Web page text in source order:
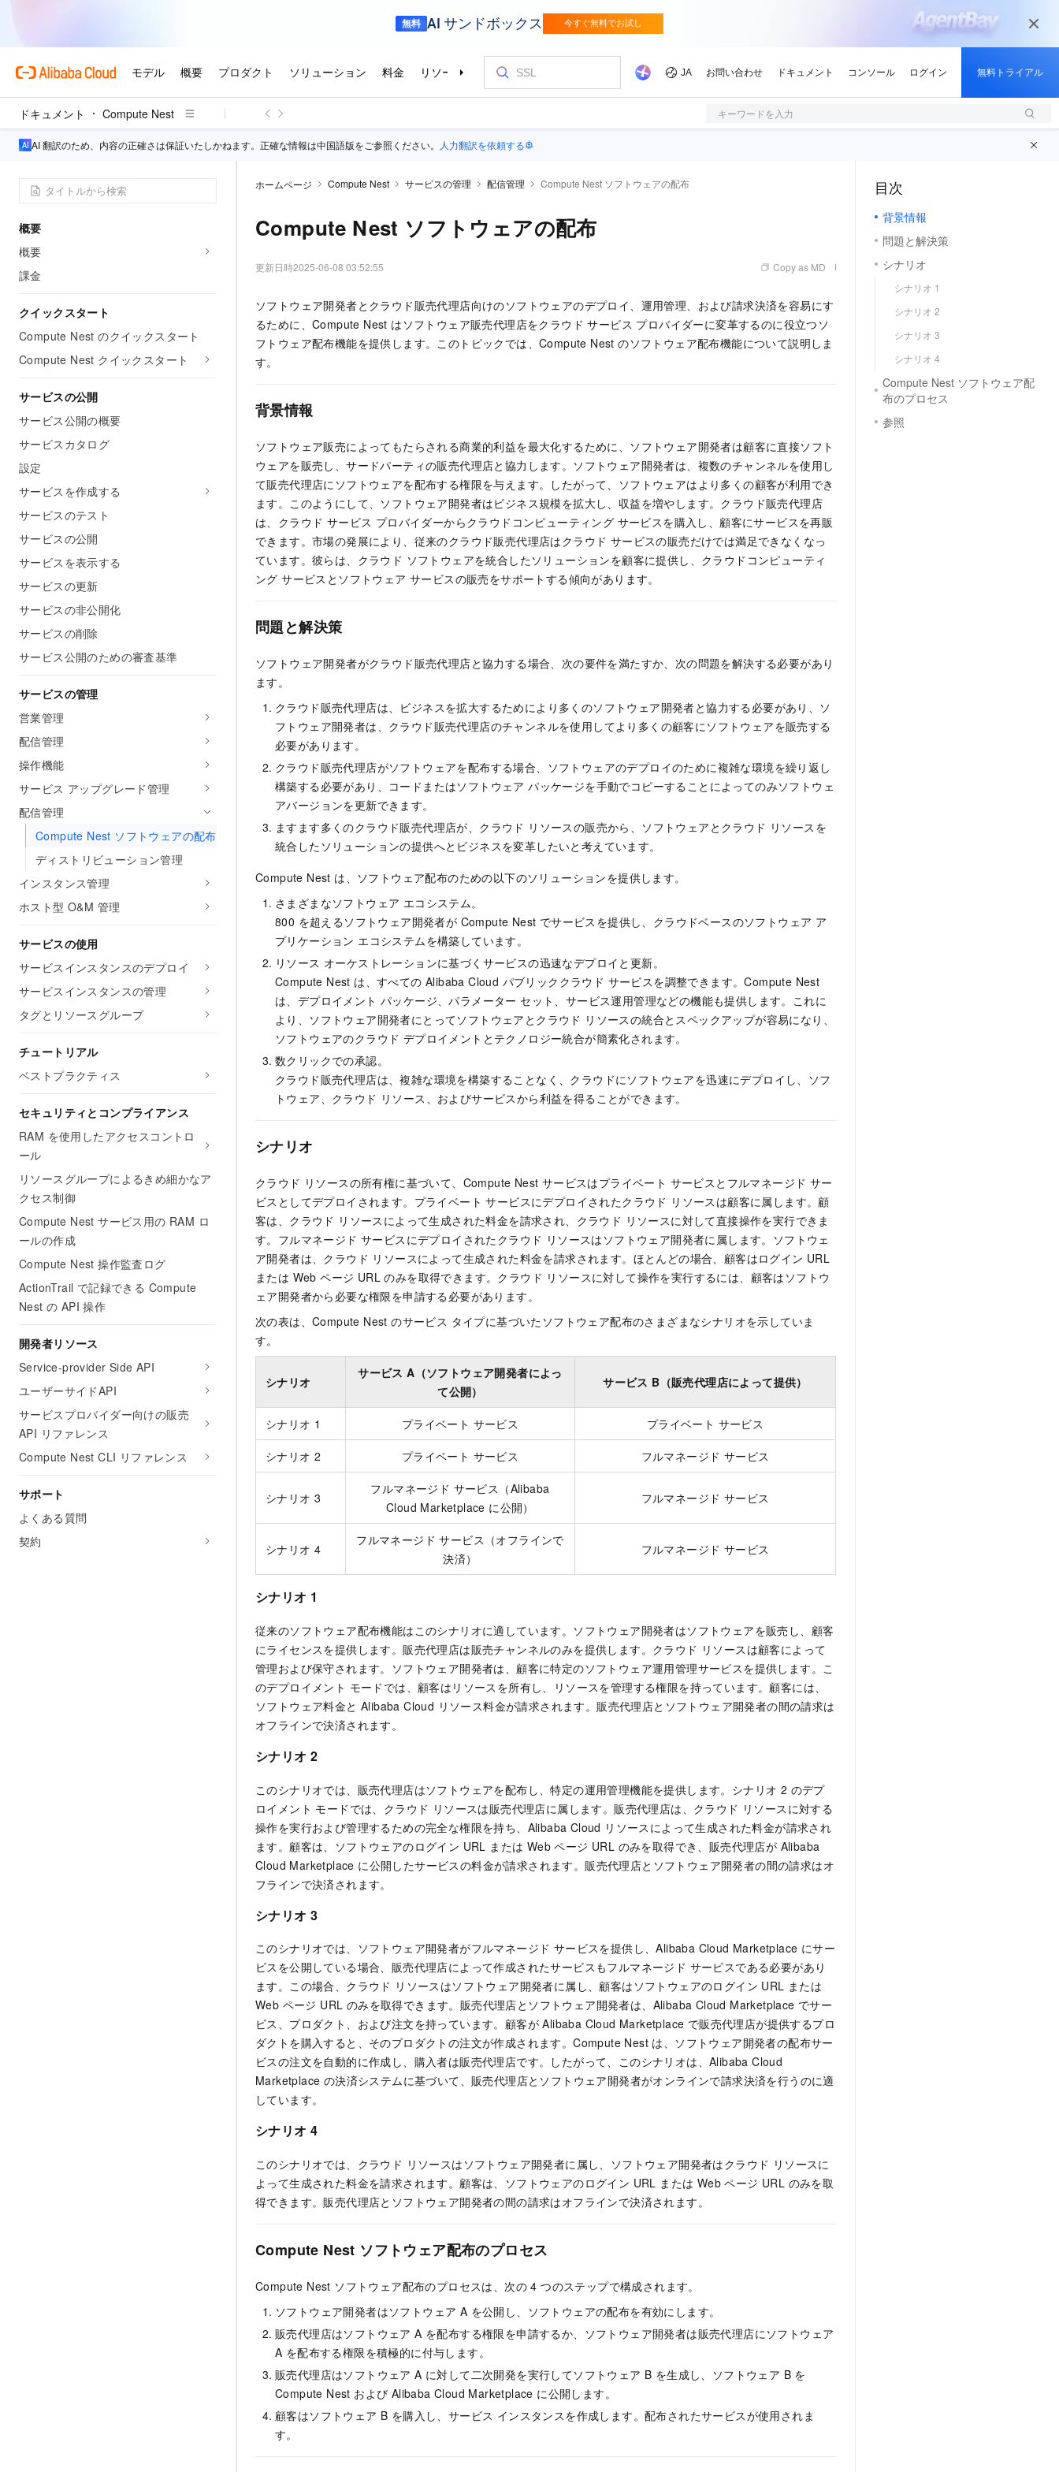
ドキュメント Compute Nest キーワードを入力
AI 翻訳のため、内容の正確さは保証いたしかねます。正確な情報は中国語版をご参照ください。 人力翻訳を依頼する
概要
概要
課金
クイックスタート
Compute Nest のクイックスタート
Compute Nest クイックスタート
サービスの公開
サービス公開の概要
サービスカタログ
設定
サービスを作成する
サービスのテスト
サービスの公開
サービスを表示する
サービスの更新
サービスの非公開化
サービスの削除
サービス公開のための審査基準
サービスの管理
営業管理
配信管理
操作機能
サービス アップグレード管理
配信管理
Compute Nest ソフトウェアの配布
ディストリビューション管理
インスタンス管理
ホスト型 O&M 管理
サービスの使用
サービスインスタンスのデプロイ
サービスインスタンスの管理
タグとリソースグループ
チュートリアル
ベストプラクティス
セキュリティとコンプライアンス
RAM を使用したアクセスコントロ
ール
リソースグループによるきめ細かなア
クセス制御
Compute Nest サービス用の RAM ロ
ールの作成
Compute Nest 操作監査ログ
ActionTrail で記録できる Compute
Nest の API 操作
開発者リソース
Service-provider Side API
ユーザーサイドAPI
サービスプロバイダー向けの販売
API リファレンス
Compute Nest CLI リファレンス
サポート
よくある質問
契約
ホームページ Compute Nest サービスの管理 配信管理 Compute Nest ソフトウェアの配布
Compute Nest ソフトウェアの配布
更新日時2025-06-08 03:52:55 Copy as MD
ソフトウェア開発者とクラウド販売代理店向けのソフトウェアのデプロイ、運用管理、および請求決済を容易にす
るために、Compute Nest はソフトウェア販売代理店をクラウド サービス プロバイダーに変革するのに役立つソ
フトウェア配布機能を提供します。このトピックでは、Compute Nest のソフトウェア配布機能について説明しま
す。
背景情報
ソフトウェア販売によってもたらされる商業的利益を最大化するために、ソフトウェア開発者は顧客に直接ソフト
ウェアを販売し、サードパーティの販売代理店と協力します。ソフトウェア開発者は、複数のチャンネルを使用し
て販売代理店にソフトウェアを配布する権限を与えます。したがって、ソフトウェアはより多くの顧客が利用でき
ます。このようにして、ソフトウェア開発者はビジネス規模を拡大し、収益を増やします。クラウド販売代理店
は、クラウド サービス プロバイダーからクラウドコンピューティング サービスを購入し、顧客にサービスを再販
できます。市場の発展により、従来のクラウド販売代理店はクラウド サービスの販売だけでは満足できなくなっ
ています。彼らは、クラウド ソフトウェアを統合したソリューションを顧客に提供し、クラウドコンピューティ
ング サービスとソフトウェア サービスの販売をサポートする傾向があります。
問題と解決策
ソフトウェア開発者がクラウド販売代理店と協力する場合、次の要件を満たすか、次の問題を解決する必要があり
ます。
クラウド販売代理店は、ビジネスを拡大するためにより多くのソフトウェア開発者と協力する必要があり、ソ
フトウェア開発者は、クラウド販売代理店のチャンネルを使用してより多くの顧客にソフトウェアを販売する
必要があります。
クラウド販売代理店がソフトウェアを配布する場合、ソフトウェアのデプロイのために複雑な環境を繰り返し
構築する必要があり、コードまたはソフトウェア パッケージを手動でコピーすることによってのみソフトウェ
アバージョンを更新できます。
ますます多くのクラウド販売代理店が、クラウド リソースの販売から、ソフトウェアとクラウド リソースを
統合したソリューションの提供へとビジネスを変革したいと考えています。
Compute Nest は、ソフトウェア配布のための以下のソリューションを提供します。
さまざまなソフトウェア エコシステム。
800 を超えるソフトウェア開発者が Compute Nest でサービスを提供し、クラウドベースのソフトウェア ア
プリケーション エコシステムを構築しています。
リソース オーケストレーションに基づくサービスの迅速なデプロイと更新。
Compute Nest は、すべての Alibaba Cloud パブリッククラウド サービスを調整できます。Compute Nest
は、デプロイメント パッケージ、パラメーター セット、サービス運用管理などの機能も提供します。これに
より、ソフトウェア開発者にとってソフトウェアとクラウド リソースの統合とスペックアップが容易になり、
ソフトウェアのクラウド デプロイメントとテクノロジー統合が簡素化されます。
数クリックでの承認。
クラウド販売代理店は、複雑な環境を構築することなく、クラウドにソフトウェアを迅速にデプロイし、ソフ
トウェア、クラウド リソース、およびサービスから利益を得ることができます。
シナリオ
クラウド リソースの所有権に基づいて、Compute Nest サービスはプライベート サービスとフルマネージド サー
ビスとしてデプロイされます。プライベート サービスにデプロイされたクラウド リソースは顧客に属します。顧
客は、クラウド リソースによって生成された料金を請求され、クラウド リソースに対して直接操作を実行できま
す。フルマネージド サービスにデプロイされたクラウド リソースはソフトウェア開発者に属します。ソフトウェ
ア開発者は、クラウド リソースによって生成された料金を請求されます。ほとんどの場合、顧客はログイン URL
または Web ページ URL のみを取得できます。クラウド リソースに対して操作を実行するには、顧客はソフトウ
ェア開発者から必要な権限を申請する必要があります。
次の表は、Compute Nest のサービス タイプに基づいたソフトウェア配布のさまざまなシナリオを示していま
す。
シナリオ
サービス A（ソフトウェア開発者によっ
て公開）
サービス B（販売代理店によって提供）
シナリオ 1 プライベート サービス プライベート サービス
シナリオ 2 プライベート サービス フルマネージド サービス
シナリオ 3
フルマネージド サービス（Alibaba
Cloud Marketplace に公開）
フルマネージド サービス
シナリオ 4
フルマネージド サービス（オフラインで
決済）
フルマネージド サービス
シナリオ 1
従来のソフトウェア配布機能はこのシナリオに適しています。ソフトウェア開発者はソフトウェアを販売し、顧客
にライセンスを提供します。販売代理店は販売チャンネルのみを提供します。クラウド リソースは顧客によって
管理および保守されます。ソフトウェア開発者は、顧客に特定のソフトウェア運用管理サービスを提供します。こ
のデプロイメント モードでは、顧客はリソースを所有し、リソースを管理する権限を持っています。顧客には、
ソフトウェア料金と Alibaba Cloud リソース料金が請求されます。販売代理店とソフトウェア開発者の間の請求は
オフラインで決済されます。
シナリオ 2
このシナリオでは、販売代理店はソフトウェアを配布し、特定の運用管理機能を提供します。シナリオ 2 のデプ
ロイメント モードでは、クラウド リソースは販売代理店に属します。販売代理店は、クラウド リソースに対する
操作を実行および管理するための完全な権限を持ち、Alibaba Cloud リソースによって生成された料金が請求され
ます。顧客は、ソフトウェアのログイン URL または Web ページ URL のみを取得でき、販売代理店が Alibaba
Cloud Marketplace に公開したサービスの料金が請求されます。販売代理店とソフトウェア開発者の間の請求はオ
フラインで決済されます。
シナリオ 3
このシナリオでは、ソフトウェア開発者がフルマネージド サービスを提供し、Alibaba Cloud Marketplace にサー
ビスを公開している場合、販売代理店によって作成されたサービスもフルマネージド サービスである必要があり
ます。この場合、クラウド リソースはソフトウェア開発者に属し、顧客はソフトウェアのログイン URL または
Web ページ URL のみを取得できます。販売代理店とソフトウェア開発者は、Alibaba Cloud Marketplace でサー
ビス、プロダクト、および注文を持っています。顧客が Alibaba Cloud Marketplace で販売代理店が提供するプロ
ダクトを購入すると、そのプロダクトの注文が作成されます。Compute Nest は、ソフトウェア開発者の配布サー
ビスの注文を自動的に作成し、購入者は販売代理店です。したがって、このシナリオは、Alibaba Cloud
Marketplace の決済システムに基づいて、販売代理店とソフトウェア開発者がオンラインで請求決済を行うのに適
しています。
シナリオ 4
このシナリオでは、クラウド リソースはソフトウェア開発者に属し、ソフトウェア開発者はクラウド リソースに
よって生成された料金を請求されます。顧客は、ソフトウェアのログイン URL または Web ページ URL のみを取
得できます。販売代理店とソフトウェア開発者の間の請求はオフラインで決済されます。
Compute Nest ソフトウェア配布のプロセス
Compute Nest ソフトウェア配布のプロセスは、次の 4 つのステップで構成されます。
ソフトウェア開発者はソフトウェア A を公開し、ソフトウェアの配布を有効にします。
販売代理店はソフトウェア A を配布する権限を申請するか、ソフトウェア開発者は販売代理店にソフトウェア
A を配布する権限を積極的に付与します。
販売代理店はソフトウェア A に対して二次開発を実行してソフトウェア B を生成し、ソフトウェア B を
Compute Nest および Alibaba Cloud Marketplace に公開します。
顧客はソフトウェア B を購入し、サービス インスタンスを作成します。配布されたサービスが使用されま
す。
目次
背景情報
問題と解決策
シナリオ
シナリオ 1
シナリオ 2
シナリオ 3
シナリオ 4
Compute Nest ソフトウェア配
布のプロセス
参照